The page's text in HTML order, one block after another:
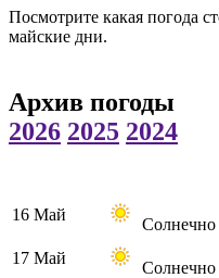
Посмотрите какая погода
майские дни.
Архив погоды
2026 2025 2024
16 Май
Солнечно
17 Май
Солнечно